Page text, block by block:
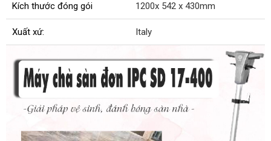
Kích thước đóng gói 1200x 542 x 430mm
Xuất xứ: Italy